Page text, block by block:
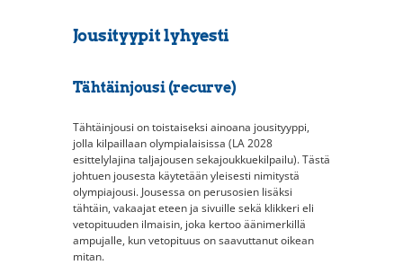
Jousityypit lyhyesti
Tähtäinjousi (recurve)
Tähtäinjousi on toistaiseksi ainoana jousityyppi,
jolla kilpaillaan olympialaisissa (LA 2028
esittelylajina taljajousen sekajoukkuekilpailu). Tästä
johtuen jousesta käytetään yleisesti nimitystä
olympiajousi. Jousessa on perusosien lisäksi
tähtäin, vakaajat eteen ja sivuille sekä klikkeri eli
vetopituuden ilmaisin, joka kertoo äänimerkillä
ampujalle, kun vetopituus on saavuttanut oikean
mitan.